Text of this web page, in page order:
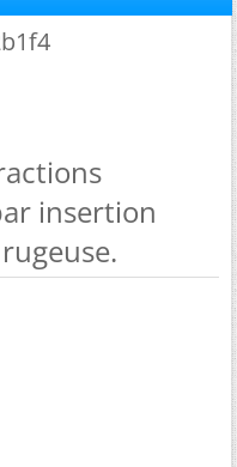
insertion